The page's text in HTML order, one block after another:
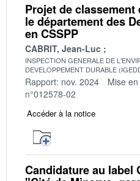
Projet de
le département des
en CSSPP
CABRIT, Jean-Luc
INSPECTION GENERALE DE
DEVELOPPEMENT DURABLE
Rapport: nov. 2024 Mise
n°012578-02
Accéder à la notice
Candidature au label